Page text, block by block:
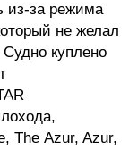
из-за режима
не желал
куплено
The Azur, Azur,